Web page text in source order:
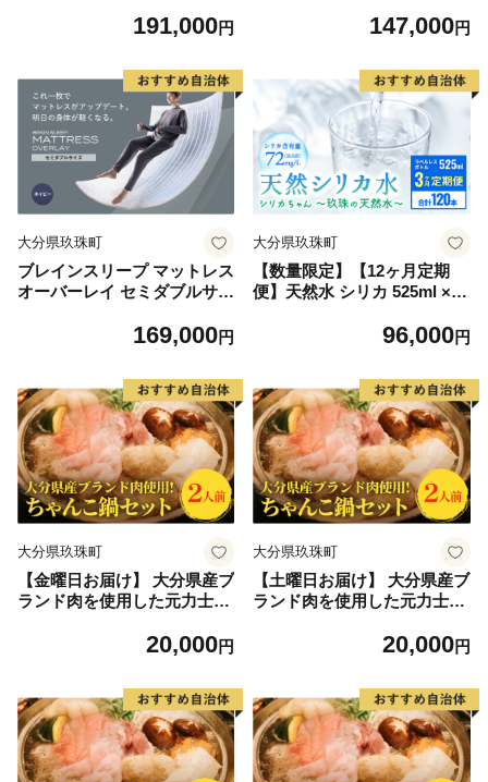
眠 洗える 通気性 リラックス
191,000円
眠 洗える 通気性 リラックス
147,000円
大分県玖珠町
ブレインスリープ マットレス
オーバーレイ セミダブルサイ
安眠 洗える 通気性 リラック
169,000円
大分県玖珠町
【数量限定】【12ヶ月定期
便】天然水 シリカ 525ml × 4
ラルウォーター 国産 保存可
能 水 防災 備蓄 シリカ水 シ
リカ水 SDGs
96,000円
大分県玖珠町
【金曜日お届け】 大分県産ブ
ランド肉を使用した元力士が
大分県産 おおいた 豊後牛 ぶ
プ 醤油 野菜 盛り合わせ 家庭
用 居酒屋 雷峰 雷峰 ちゃんこ
雷峰鍋 簡単 玖珠郡 創業 うど
ん 雑炊 鶏つみれ 簡単 時短
20,000円
大分県玖珠町
【土曜日お届け】 大分県産ブ
ランド肉を使用した元力士が
大分県産 おおいた 豊後牛 ぶ
プ 醤油 野菜 盛り合わせ 家庭
用 居酒屋 雷峰 雷峰 ちゃんこ
雷峰鍋 簡単 玖珠郡 創業 うど
ん 雑炊 鶏つみれ 簡単 時短
20,000円